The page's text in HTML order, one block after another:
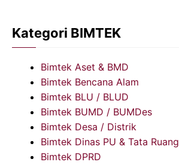
Kategori BIMTEK
Bimtek Aset & BMD
Bimtek Bencana Alam
Bimtek BLU / BLUD
Bimtek BUMD / BUMDes
Bimtek Desa / Distrik
Bimtek Dinas PU & Tata Ruang
Bimtek DPRD